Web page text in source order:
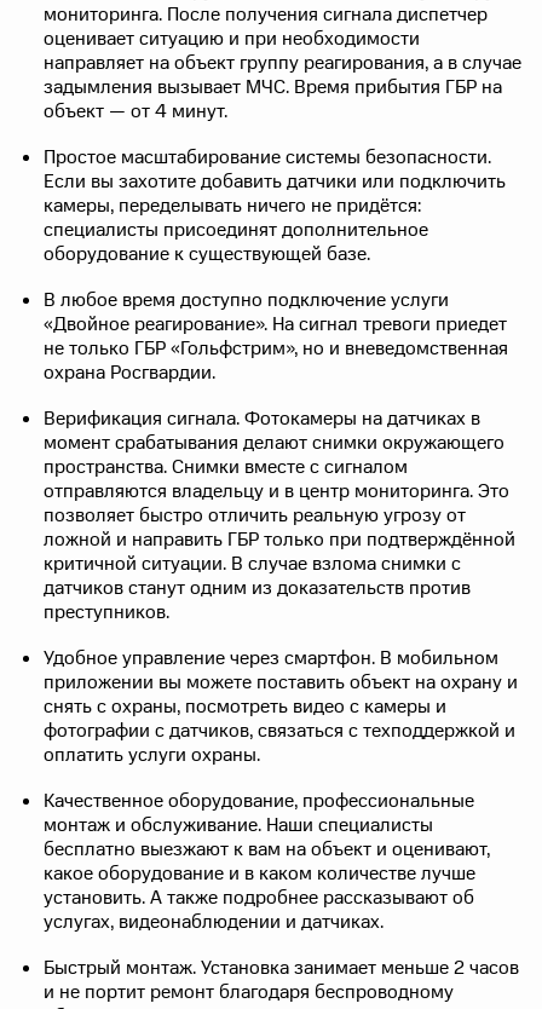
мониторинга. После получения сигнала диспетчер
оценивает ситуацию и при необходимости
направляет на объект группу реагирования, а в случае
задымления вызывает МЧС. Время прибытия ГБР на
объект — от 4 минут.
Простое масштабирование системы безопасности.
Если вы захотите добавить датчики или подключить
камеры, переделывать ничего не придётся:
специалисты присоединят дополнительное
оборудование к существующей базе.
В любое время доступно подключение услуги
«Двойное реагирование». На сигнал тревоги приедет
не только ГБР «Гольфстрим», но и вневедомственная
охрана Росгвардии.
Верификация сигнала. Фотокамеры на датчиках в
момент срабатывания делают снимки окружающего
пространства. Снимки вместе с сигналом
отправляются владельцу и в центр мониторинга. Это
позволяет быстро отличить реальную угрозу от
ложной и направить ГБР только при подтверждённой
критичной ситуации. В случае взлома снимки с
датчиков станут одним из доказательств против
преступников.
Удобное управление через смартфон. В мобильном
приложении вы можете поставить объект на охрану и
снять с охраны, посмотреть видео с камеры и
фотографии с датчиков, связаться с техподдержкой и
оплатить услуги охраны.
Качественное оборудование, профессиональные
монтаж и обслуживание. Наши специалисты
бесплатно выезжают к вам на объект и оценивают,
какое оборудование и в каком количестве лучше
установить. А также подробнее рассказывают об
услугах, видеонаблюдении и датчиках.
Быстрый монтаж. Установка занимает меньше 2 часов
и не портит ремонт благодаря беспроводному